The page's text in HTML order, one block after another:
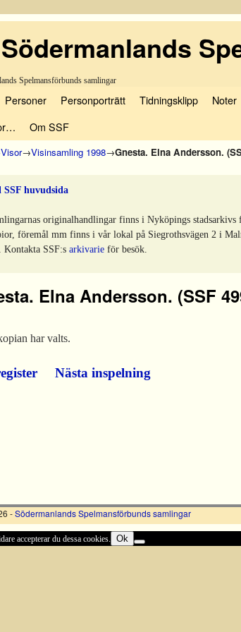
Södermanlands
Personer Personporträtt Tidningsklipp Noter
Om SSF
Visor→Visinsamling 1998→Gnesta. Elna Andersson.
SSF huvudsida
originalhandlingar finns i Nyköpings
föremål mm finns i vår lokal på Siegrothsvägen 2 i
Kontakta SSF:sarkivarie för besök.
Elna Andersson. (SSF
har valts.
Nästa inspelning
-Södermanlands Spelmansförbunds samlingar
accepterar du dessa cookies. Ok